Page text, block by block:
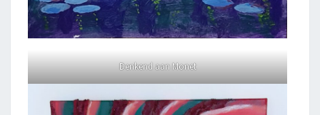
Denkend aan Monet